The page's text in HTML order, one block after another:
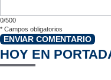
0/500
* Campos obligatorios
ENVIAR COMENTARIO
HOY EN